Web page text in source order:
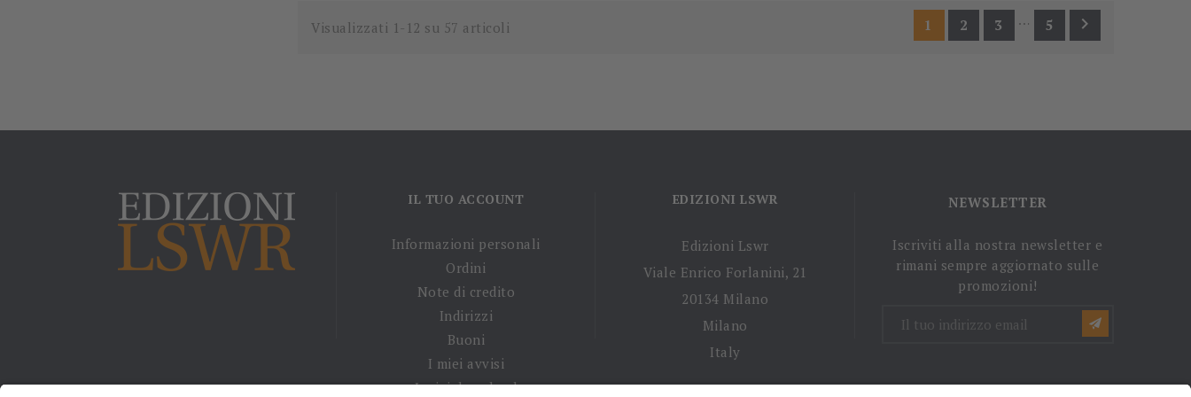
Visualizzati 1-12 su 57 articoli 1 2 3 … 5 
IL TUO ACCOUNT
Informazioni personali
Ordini
Note di credito
Indirizzi
Buoni
I miei avvisi
I miei download
EDIZIONI LSWR
Edizioni Lswr
Viale Enrico Forlanini, 21
20134 Milano
Milano
Italy
NEWSLETTER
Iscriviti alla nostra newsletter e
rimani sempre aggiornato sulle
promozioni!